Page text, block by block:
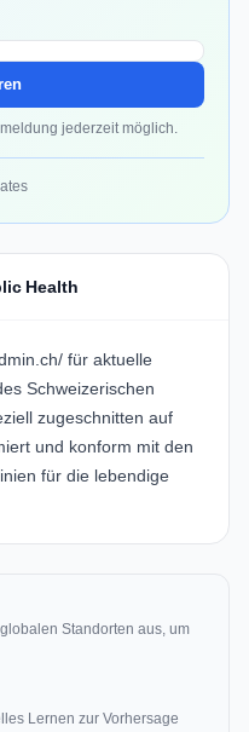
jederzeit möglich.
Health
für aktuelle
Schweizerischen
zugeschnitten auf
und konform mit den
für die lebendige
Standorten aus, um
Lernen zur Vorhersage